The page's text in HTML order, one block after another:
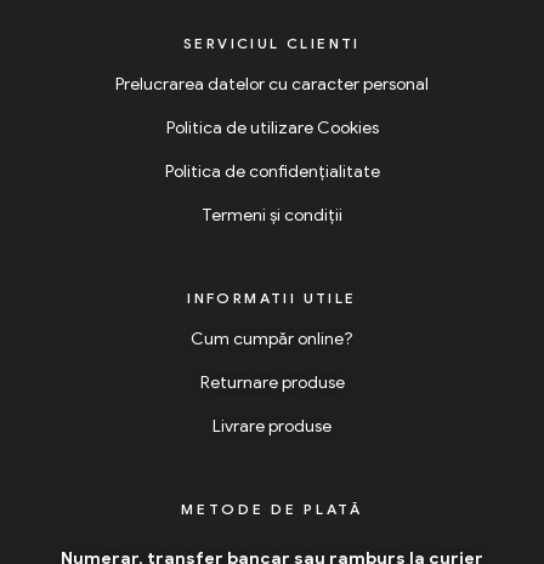
SERVICIUL CLIENTI
Prelucrarea datelor cu caracter personal
Politica de utilizare Cookies
Politica de confidențialitate
Termeni și condiții
INFORMATII UTILE
Cum cumpăr online?
Returnare produse
Livrare produse
METODE DE PLATĂ
Numerar, transfer bancar sau ramburs la curier